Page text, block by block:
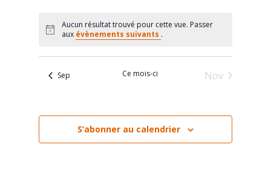
Notice
Aucun résultat trouvé pour cette vue. Passer
aux évènements suivants .
Sep Ce mois-ci Nov
S’abonner au calendrier